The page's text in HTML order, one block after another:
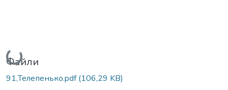
Вантажиться...
Файли
91,Телепенько.pdf(106,29 KB)